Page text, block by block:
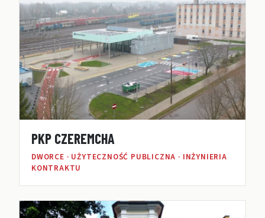
PKP CZEREMCHA
DWORCE · UŻYTECZNOŚĆ PUBLICZNA · INŻYNIERIA
KONTRAKTU